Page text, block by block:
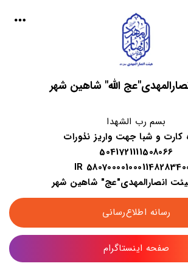
الله" شاهین شهر
بسم رب الشهدا
کارت و شبا جهت واریز نذورات
5041721111508066
IR
انصارالمهدی"عج" شاهین شهر
رسانه اطلاع‌رسانی
صفحه اینستاگرام